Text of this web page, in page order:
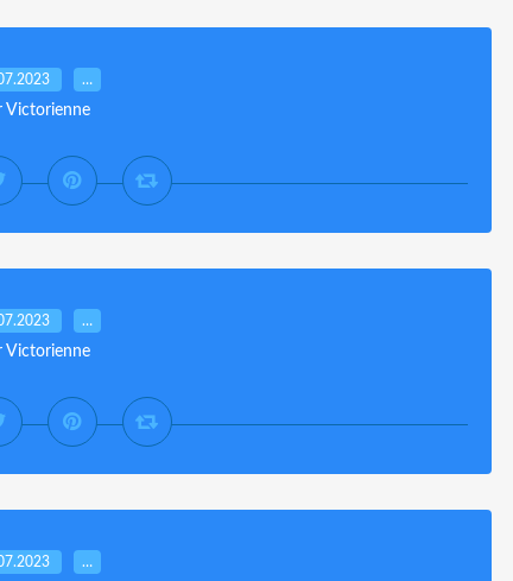
…
Victorienne
…
Victorienne
…